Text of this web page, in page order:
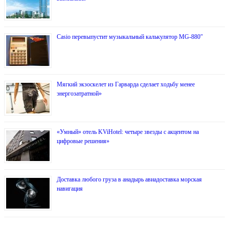
Casio перевыпустит музыкальный калькулятор MG-880″
Мягкий экзоскелет из Гарварда сделает ходьбу менее
энергозатратной»
«Умный» отель KViHotel: четыре звезды с акцентом на
цифровые решения»
Доставка любого груза в анадырь авиадоставка морская
навигация